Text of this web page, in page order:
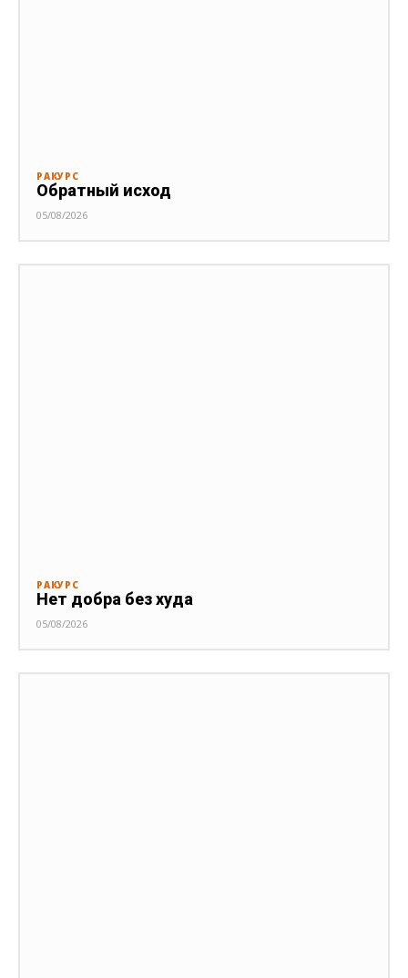
РАКУРС
Обратный исход
05/08/2026
РАКУРС
Нет добра без худа
05/08/2026